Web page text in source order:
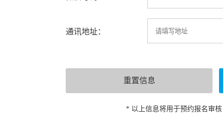
通讯地址：
* 以上信息将用于预约报名审